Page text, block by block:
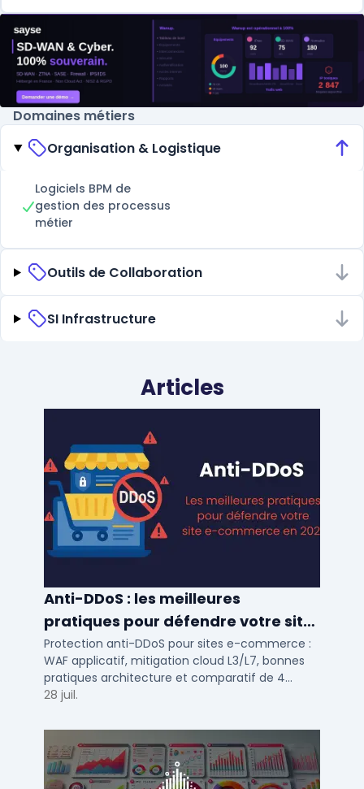
Domaines métiers
Organisation & Logistique
Logiciels BPM de
gestion des processus
métier
Outils de Collaboration
SI Infrastructure
Articles
Anti-DDoS : les meilleures
pratiques pour défendre votre site
e-commerce en 2025
Protection anti-DDoS pour sites e-commerce :
WAF applicatif, mitigation cloud L3/L7, bonnes
pratiques architecture et comparatif de 4
solutions testees par des DSI en 2025.
28 juil.